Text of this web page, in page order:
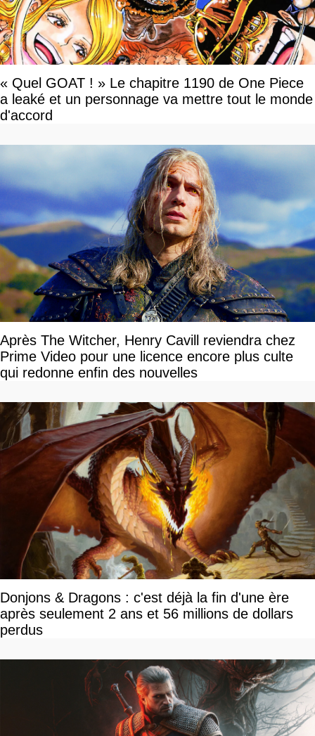
« Quel GOAT ! » Le chapitre 1190 de One Piece
a leaké et un personnage va mettre tout le monde
d'accord
Après The Witcher, Henry Cavill reviendra chez
Prime Video pour une licence encore plus culte
qui redonne enfin des nouvelles
Donjons & Dragons : c'est déjà la fin d'une ère
après seulement 2 ans et 56 millions de dollars
perdus